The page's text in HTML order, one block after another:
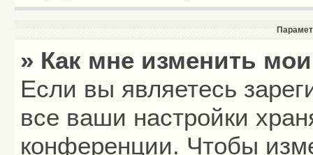
» Как мне изменить
Если вы являетесь
все ваши настройки
конференции. Чтобы